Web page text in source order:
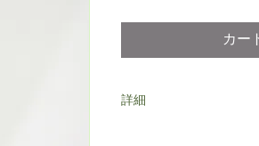
カー
詳細